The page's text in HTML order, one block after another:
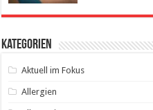
Kategorien
Aktuell im Fokus
Allergien